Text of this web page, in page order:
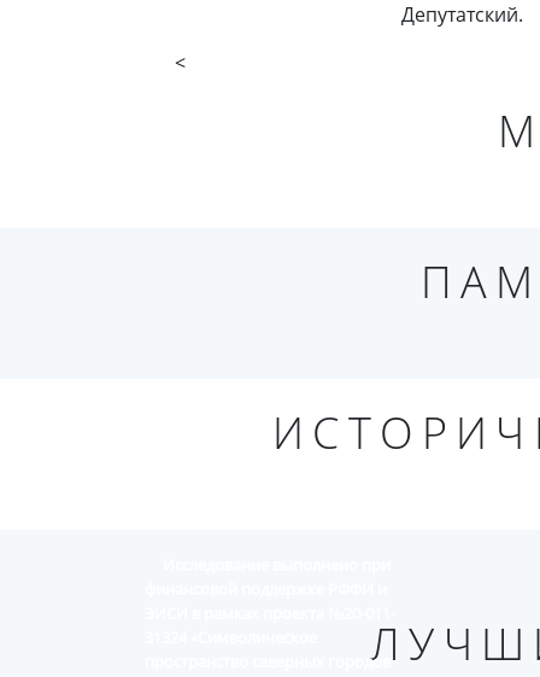
Депутатский.
<
пространство северных городов